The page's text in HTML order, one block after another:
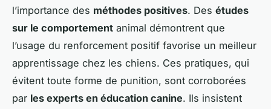
l’importance des méthodes positives. Des études
sur le comportement animal démontrent que
l’usage du renforcement positif favorise un meilleur
apprentissage chez les chiens. Ces pratiques, qui
évitent toute forme de punition, sont corroborées
par les experts en éducation canine. Ils insistent